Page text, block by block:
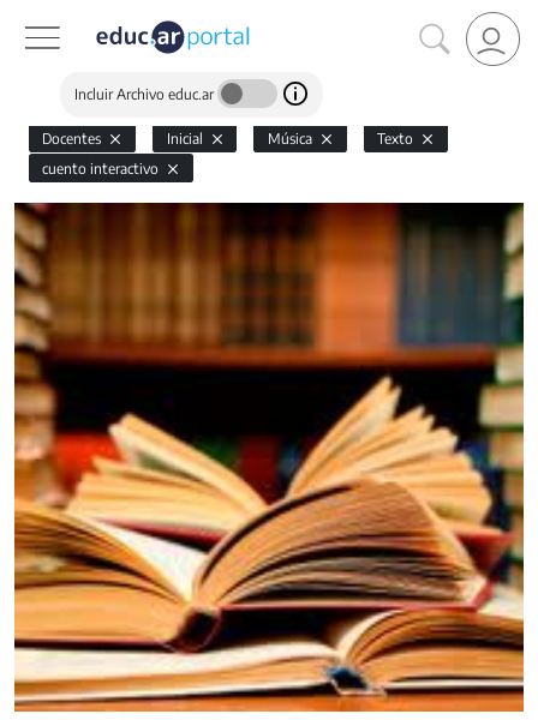
Incluir Archivo educ.ar
Docentes Inicial Música
Texto
cuento interactivo